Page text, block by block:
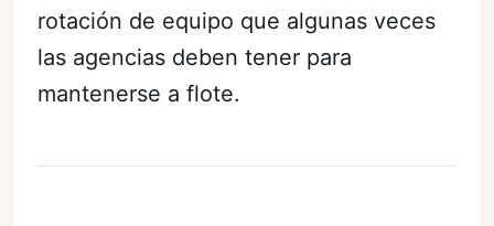
rotación de equipo que algunas veces
las agencias deben tener para
mantenerse a flote.